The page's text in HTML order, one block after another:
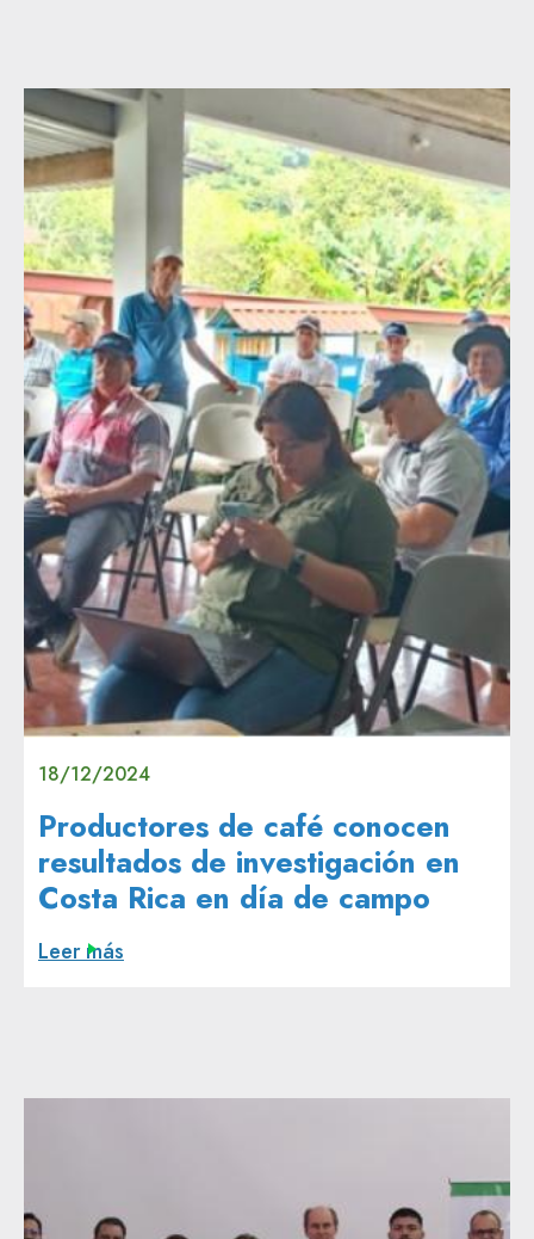
18/12/2024
Productores de café conocen
resultados de investigación en
Costa Rica en día de campo
Leer más